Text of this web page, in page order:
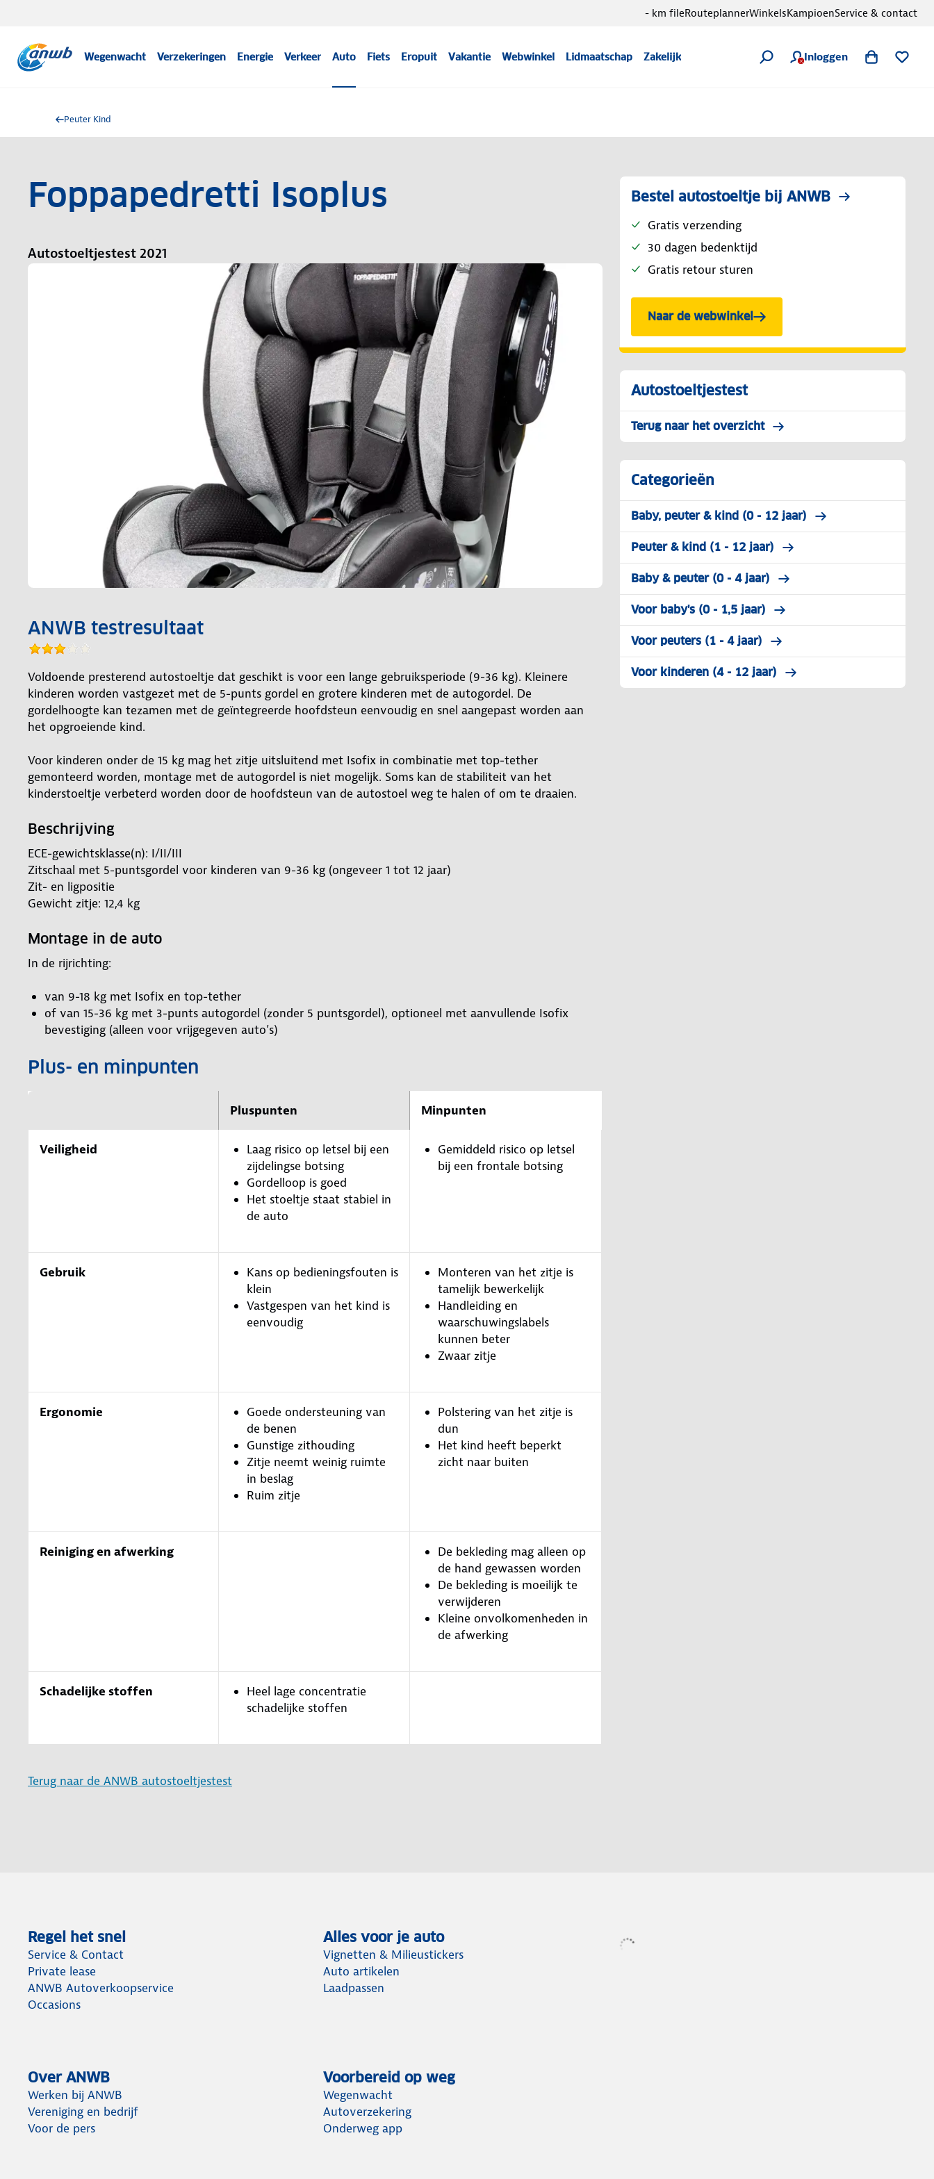
Wegenwacht Verzekeringen Energie Verkeer Auto Fiets Eropuit Vakantie Webwinkel Lidmaatschap Zakelijk Inloggen
- km fileRouteplannerWinkelsKampioenService & contact
Peuter Kind
Foppapedretti Isoplus
Autostoeltjestest 2021
ANWB testresultaat
Voldoende presterend autostoeltje dat geschikt is voor een lange gebruiksperiode (9-36 kg). Kleinere
kinderen worden vastgezet met de 5-punts gordel en grotere kinderen met de autogordel. De
gordelhoogte kan tezamen met de geïntegreerde hoofdsteun eenvoudig en snel aangepast worden aan
het opgroeiende kind.
Voor kinderen onder de 15 kg mag het zitje uitsluitend met Isofix in combinatie met top-tether
gemonteerd worden, montage met de autogordel is niet mogelijk. Soms kan de stabiliteit van het
kinderstoeltje verbeterd worden door de hoofdsteun van de autostoel weg te halen of om te draaien.
Beschrijving
ECE-gewichtsklasse(n): I/II/III
Zitschaal met 5-puntsgordel voor kinderen van 9-36 kg (ongeveer 1 tot 12 jaar)
Zit- en ligpositie
Gewicht zitje: 12,4 kg
Montage in de auto
In de rijrichting:
van 9-18 kg met Isofix en top-tether
of van 15-36 kg met 3-punts autogordel (zonder 5 puntsgordel), optioneel met aanvullende Isofix
bevestiging (alleen voor vrijgegeven auto’s)
Plus- en minpunten
Pluspunten Minpunten
Veiligheid
Laag risico op letsel bij een
zijdelingse botsing
Gordelloop is goed
Het stoeltje staat stabiel in
de auto
Gemiddeld risico op letsel
bij een frontale botsing
Gebruik
Kans op bedieningsfouten is
klein
Vastgespen van het kind is
eenvoudig
Monteren van het zitje is
tamelijk bewerkelijk
Handleiding en
waarschuwingslabels
kunnen beter
Zwaar zitje
Ergonomie
Goede ondersteuning van
de benen
Gunstige zithouding
Zitje neemt weinig ruimte
in beslag
Ruim zitje
Polstering van het zitje is
dun
Het kind heeft beperkt
zicht naar buiten
Reiniging en afwerking
De bekleding mag alleen op
de hand gewassen worden
De bekleding is moeilijk te
verwijderen
Kleine onvolkomenheden in
de afwerking
Schadelijke stoffen
Heel lage concentratie
schadelijke stoffen
Terug naar de ANWB autostoeltjestest
Bestel autostoeltje bij ANWB
Gratis verzending
30 dagen bedenktijd
Gratis retour sturen
Naar de webwinkel
Autostoeltjestest
Terug naar het overzicht
Categorieën
Baby, peuter & kind (0 - 12 jaar)
Peuter & kind (1 - 12 jaar)
Baby & peuter (0 - 4 jaar)
Voor baby's (0 - 1,5 jaar)
Voor peuters (1 - 4 jaar)
Voor kinderen (4 - 12 jaar)
Regel het snel
Service & Contact
Private lease
ANWB Autoverkoopservice
Occasions
Alles voor je auto
Vignetten & Milieustickers
Auto artikelen
Laadpassen
Over ANWB
Werken bij ANWB
Vereniging en bedrijf
Voor de pers
Voorbereid op weg
Wegenwacht
Autoverzekering
Onderweg app